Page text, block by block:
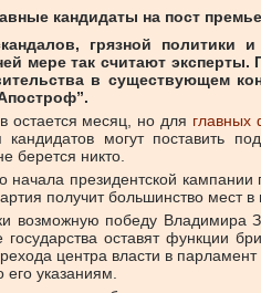
кандидаты на пост
грязной политики и
мере так считают
в существующем
остается месяц, но для главных
могут поставить
берется никто.
президентской кампании
получит большинство мест
возможную победу Владимира
государства оставят
центра власти в
указаниям.